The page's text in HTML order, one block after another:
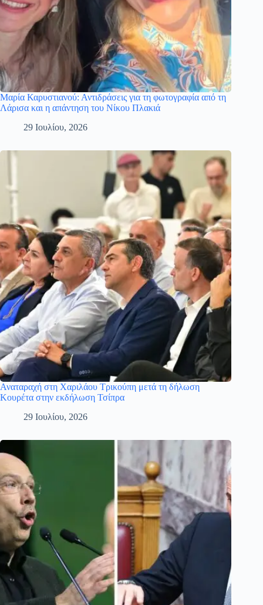
Μαρία Καρυστιανού: Αντιδράσεις για τη φωτογραφία από τη
Λάρισα και η απάντηση του Νίκου Πλακιά
29 Ιουλίου, 2026
Αναταραχή στη Χαριλάου Τρικούπη μετά τη δήλωση
Κουρέτα στην εκδήλωση Τσίπρα
29 Ιουλίου, 2026